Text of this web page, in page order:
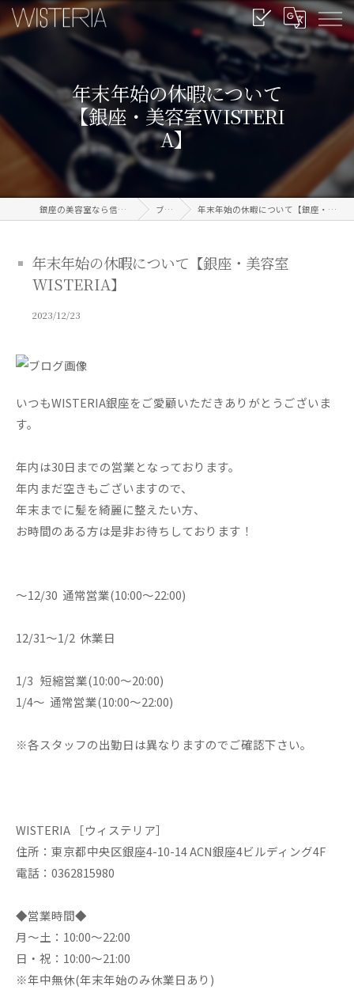
年末年始の休暇について
【銀座・美容室WISTERI
A】
銀座の美容室なら信頼のWISTERIA ブログ 年末年始の休暇について【銀座・美容室WISTERIA】
年末年始の休暇について【銀座・美容室
WISTERIA】
2023/12/23
いつもWISTERIA銀座をご愛顧いただきありがとうございま
す。
年内は30日までの営業となっております。
年内まだ空きもございますので、
年末までに髪を綺麗に整えたい方、
お時間のある方は是非お待ちしております！
～12/30 通常営業(10:00～22:00)
12/31～1/2 休業日
1/3 短縮営業(10:00～20:00)
1/4～ 通常営業(10:00～22:00)
※各スタッフの出勤日は異なりますのでご確認下さい。
WISTERIA ［ウィステリア］
住所：東京都中央区銀座4-10-14 ACN銀座4ビルディング4F
電話：0362815980
◆営業時間◆
月～土：10:00～22:00
日・祝：10:00～21:00
※年中無休(年末年始のみ休業日あり)